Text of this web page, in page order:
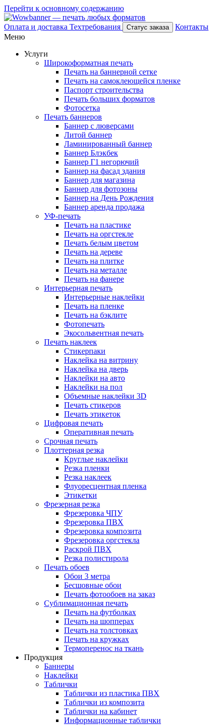
Перейти к основному содержанию
Оплата и доставка Техтребования Статус заказа
Контакты
Меню
Услуги
Широкоформатная печать
Печать на баннерной сетке
Печать на самоклеющейся пленке
Паспорт строительства
Печать больших форматов
Фотосетка
Печать баннеров
Баннер с люверсами
Литой баннер
Ламинированный баннер
Баннер Блэкбек
Баннер Г1 негорючий
Баннер на фасад здания
Баннер для магазина
Баннер для фотозоны
Баннер на День Рождения
Баннер аренда продажа
УФ-печать
Печать на пластике
Печать на оргстекле
Печать белым цветом
Печать на дереве
Печать на плитке
Печать на металле
Печать на фанере
Интерьерная печать
Интерьерные наклейки
Печать на пленке
Печать на бэклите
Фотопечать
Экосольвентная печать
Печать наклеек
Стикерпаки
Наклейка на витрину
Наклейка на дверь
Наклейки на авто
Наклейки на пол
Объемные наклейки 3D
Печать стикеров
Печать этикеток
Цифровая печать
Оперативная печать
Срочная печать
Плоттерная резка
Круглые наклейки
Резка пленки
Резка наклеек
Флуоресцентная пленка
Этикетки
Фрезерная резка
Фрезеровка ЧПУ
Фрезеровка ПВХ
Фрезеровка композита
Фрезеровка оргстекла
Раскрой ПВХ
Резка полистирола
Печать обоев
Обои 3 метра
Бесшовные обои
Печать фотообоев на заказ
Сублимационная печать
Печать на футболках
Печать на шопперах
Печать на толстовках
Печать на кружках
Термоперенос на ткань
Продукция
Баннеры
Наклейки
Таблички
Таблички из пластика ПВХ
Таблички из композита
Таблички на кабинет
Информационные таблички